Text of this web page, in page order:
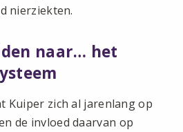
nierziekten.
naar… het
Kuiper zich al jarenlang op
de invloed daarvan op